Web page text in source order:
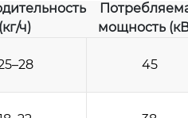
(кг/ч)
мощность
45